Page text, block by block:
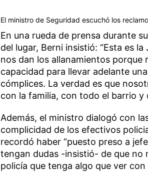
El ministro de Seguridad escuchó los
En una rueda de prensa durante
del lugar, Berni insistió: “Esta es
nos dan los allanamientos
capacidad para llevar adelante
cómplices. La verdad es que
con la familia, con todo el barrio y
Además, el ministro dialogó con
complicidad de los efectivos
recordó haber “puesto preso a
tengan dudas -insistió- de que no
policía que tenga algo que ver con